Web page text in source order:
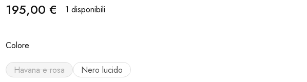
195,00 € 1 disponibili
Colore
Havana e rosa Nero lucido